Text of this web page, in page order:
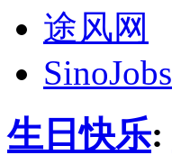
途风网
SinoJobs
生日快乐: